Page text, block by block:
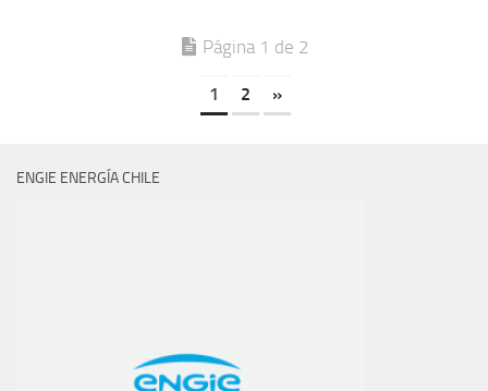
Página 1 de 2
1 2 »
ENGIE ENERGÍA CHILE